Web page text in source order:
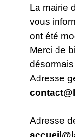
La mairie
vous
ont été
Merci de
Adresse
Adresse